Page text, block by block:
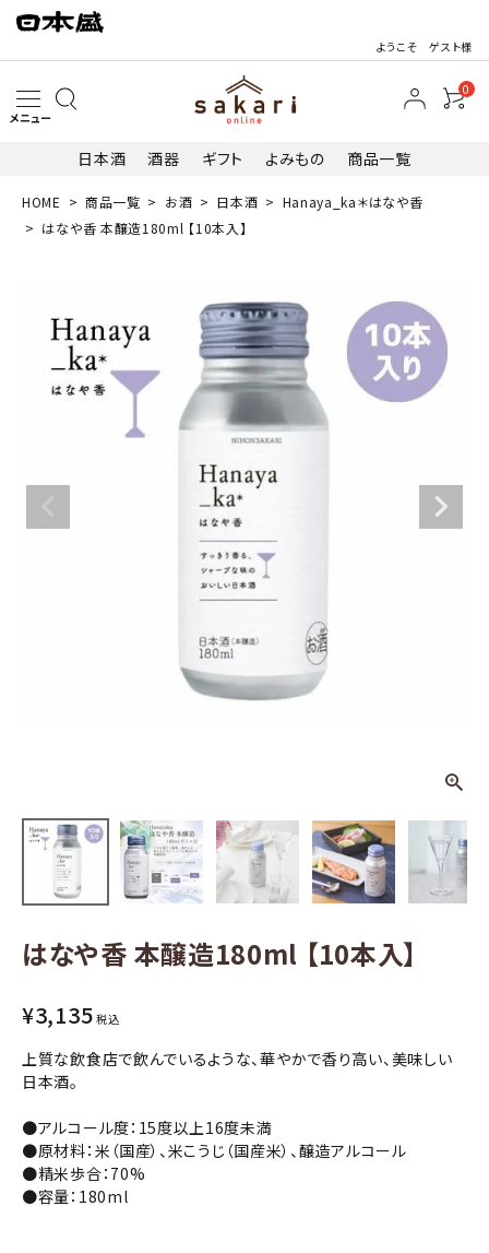
ようこそ ゲスト様
メニュー
0
日本酒 酒器 ギフト よみもの 商品一覧
最近閲覧した商品
はなや香 本
食品
グッズ
化粧品
コンテンツ
INFORMATION
ACCOUNT MENU
ようこそ ゲスト 様
meeting_room ログイン
HOME 商品一覧 お酒 日本酒
Hanaya_ka＊はなや香
はなや香 本醸造180ml 【10本入】
はなや香 本醸造180ml 【10本入】
¥3,135 税込
上質な飲食店で飲んでいるような、華やかで香り高い、美味しい
日本酒。
●アルコール度：15度以上16度未満
●原材料：米（国産）、米こうじ（国産米）、醸造アルコール
●精米歩合：70%
●容量：180ml